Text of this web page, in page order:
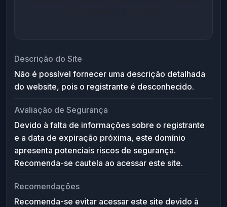
Descrição do Site
Não é possível fornecer uma descrição detalhada
do website, pois o registrante é desconhecido.
Avaliação de Segurança
Devido à falta de informações sobre o registrante
e a data de expiração próxima, este domínio
apresenta potenciais riscos de segurança.
Recomenda-se cautela ao acessar este site.
Recomendações
Recomenda-se evitar acessar este site devido à